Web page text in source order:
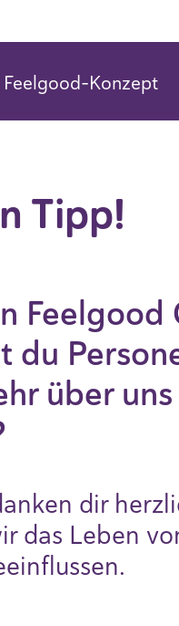
Feelgood-Konzept
Tipp!
Feelgood
über
dir
das Leben